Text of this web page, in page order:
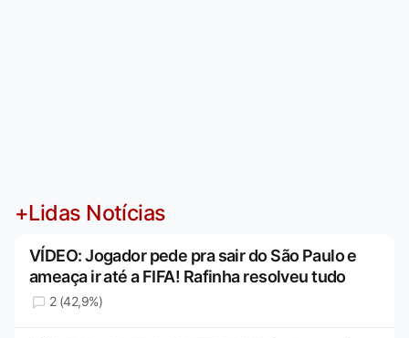
+Lidas Notícias
VÍDEO: Jogador pede pra sair do São Paulo e
ameaça ir até a FIFA! Rafinha resolveu tudo
2 (42,9%)